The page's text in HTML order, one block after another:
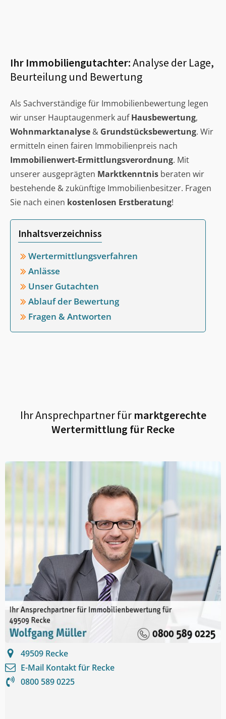
Ihr Immobiliengutachter:Analyse der Lage,
Beurteilung und Bewertung
Als Sachverständige für Immobilienbewertung legen
wir unser Hauptaugenmerk aufHausbewertung,
Wohnmarktanalyse & Grundstücksbewertung. Wir
ermitteln einen fairen Immobilienpreis nach
Immobilienwert-Ermittlungsverordnung. Mit
unserer ausgeprägten Marktkenntnis beraten wir
bestehende & zukünftige Immobilienbesitzer. Fragen
Sie nach einen kostenlosen Erstberatung!
Inhaltsverzeichniss
Wertermittlungsverfahren
Anlässe
Unser Gutachten
Ablauf der Bewertung
Fragen & Antworten
Ihr Ansprechpartner fürmarktgerechte
Wertermittlung für Recke
49509 Recke
E-Mail Kontakt für Recke
0800 589 0225